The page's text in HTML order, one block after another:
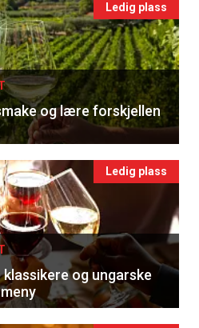
Ledig plass
og lære forskjellen
Ledig plass
og ungarske